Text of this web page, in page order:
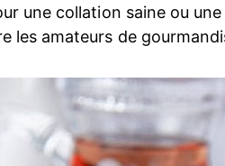
une collation saine ou
les amateurs de